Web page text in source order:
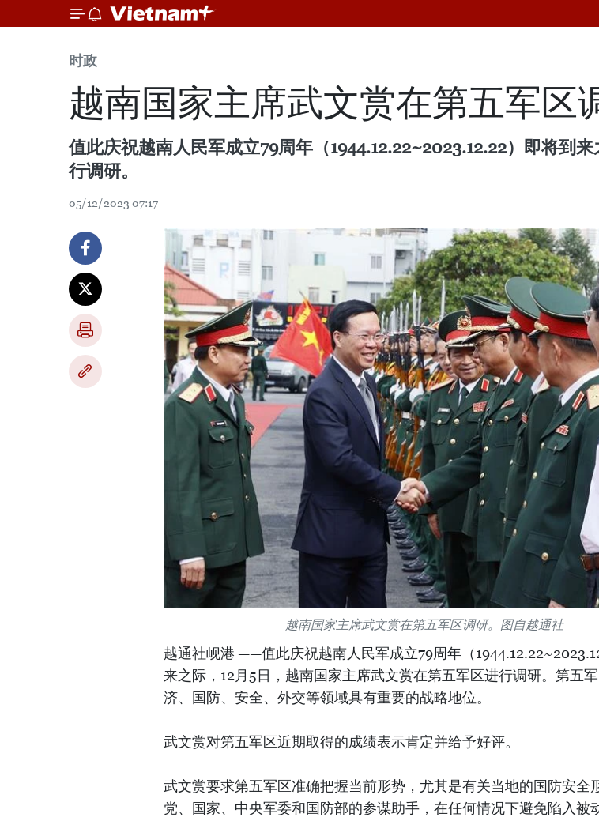
时政
越南国家主席武文赏在第五军区
值此庆祝越南人民军成立79周年（1944.12.22~2023.12.22）即将到
行调研。
05/12/2023 07:17
越南国家主席武文赏在第五军区调研。图自越通社
越通社岘港 ——值此庆祝越南人民军成立79周年（
来之际，12月5日，越南国家主席武文赏在第五军区进行调研。第五
济、国防、安全、外交等领域具有重要的战略地位。
武文赏对第五军区近期取得的成绩表示肯定并给予好评。
武文赏要求第五军区准确把握当前形势，尤其是有关当地的国防安全
党、国家、中央军委和国防部的参谋助手，在任何情况下避免陷入被